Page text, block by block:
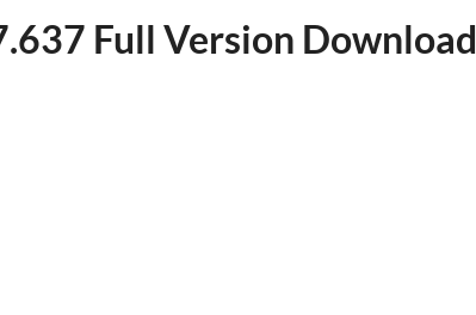
Full Version Download